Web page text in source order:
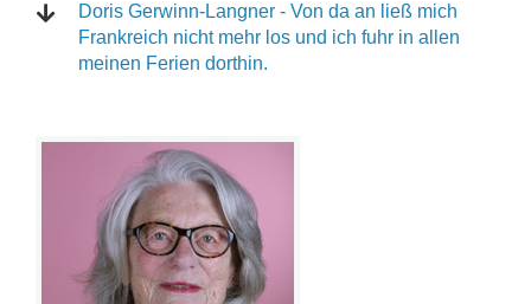
Doris Gerwinn-Langner - Von da an ließ mich
Frankreich nicht mehr los und ich fuhr in allen
meinen Ferien dorthin.